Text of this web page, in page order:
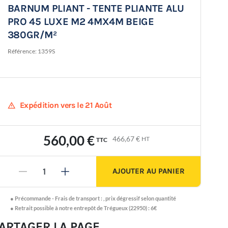
BARNUM PLIANT - TENTE PLIANTE ALU
PRO 45 LUXE M2 4MX4M BEIGE
380GR/M²
Référence: 1359S
warning Expédition vers le 21 Août
560,00 € TTC 466,67 € HT
- + AJOUTER AU PANIER
● Précommande -Frais de transport : ,prix dégressif selon quantité
● Retrait possible à notre entrepôt de Trégueux (22950) : 6€